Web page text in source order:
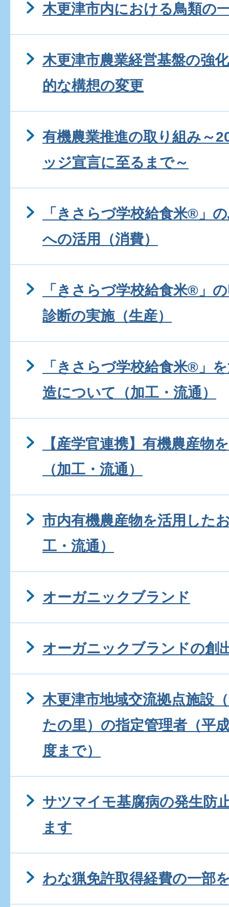
木更津市内における鳥類の
木更津市農業経営基盤の強
的な構想の変更
有機農業推進の取り組み～
ッジ宣言に至るまで～
「きさらづ学校給食米®」
への活用（消費）
「きさらづ学校給食米®」
診断の実施（生産）
「きさらづ学校給食米®」
造について（加工・流通）
【産学官連携】有機農産物
（加工・流通）
市内有機農産物を活用した
工・流通）
オーガニックブランド
オーガニックブランドの創
木更津市地域交流拠点施設
たの里）の指定管理者（平
度まで）
サツマイモ基腐病の発生防
ます
わな猟免許取得経費の一部